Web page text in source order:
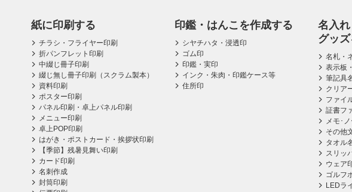
紙に印刷する
チラシ・フライヤー印刷
折パンフレット印刷
中綴じ冊子印刷
綴じ無し冊子印刷（スクラム製本）
資料印刷
ポスター印刷
パネル印刷・卓上パネル印刷
メニュー印刷
卓上POP印刷
はがき・ポストカード・挨拶状印刷
【季節】残暑見舞い印刷
カード印刷
名刺作成
封筒印刷
印鑑・はんこを作成する
シヤチハタ・浸透印
ゴム印
印鑑・実印
インク・朱肉・印鑑ケース等
住所印
名入
グッ
名札・
表示板
筆記具
クリア
ファイ
証書フ
メモ･
その他
タオル
スリッ
ウェア
ゴルフ
LEDラ